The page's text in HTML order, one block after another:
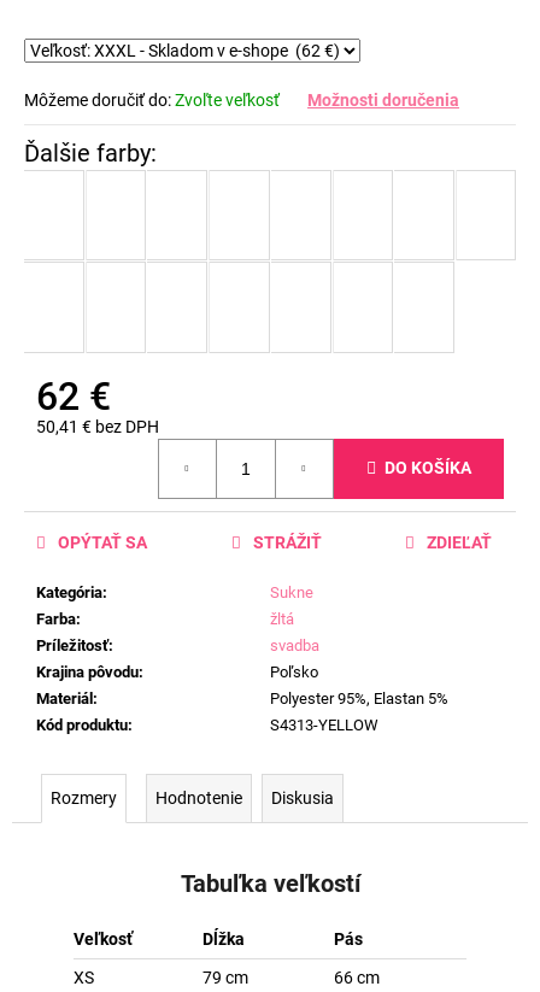
Môžeme doručiť do:Zvoľte veľkosť Možnosti doručenia
62 €
50,41 € bez DPH
DO KOŠÍKA
Kategória:
Sukne
Farba:
žltá
Príležitosť:
svadba
Krajina pôvodu:
Poľsko
Materiál :
Polyester 95%, Elastan 5%
Kód produktu: S4313-YELLOW
OPÝTAŤ SA STRÁŽIŤ ZDIEĽAŤ
Rozmery Hodnotenie Diskusia
Tabuľka veľkostí
Veľkosť Dĺžka
Pás
XS
79 cm 66 cm